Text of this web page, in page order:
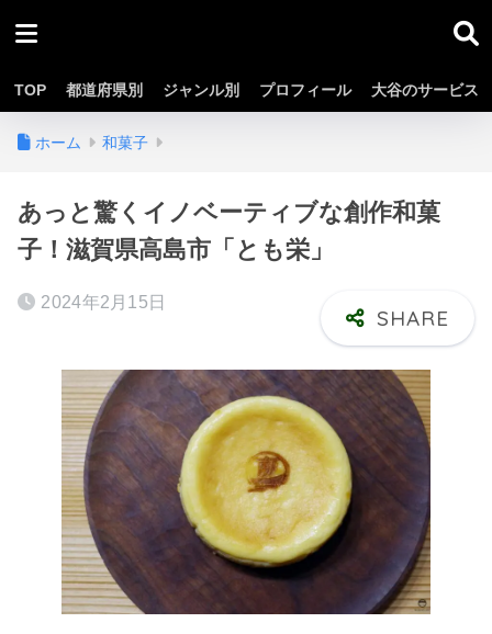
TOP 都道府県別 ジャンル別 プロフィール 大谷のサービス
ホーム 和菓子
あっと驚くイノベーティブな創作和菓
子！滋賀県高島市「とも栄」
2024年2月15日